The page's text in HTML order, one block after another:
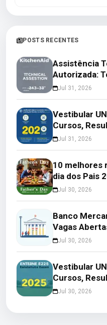
POSTS RECENTES
Assistência
Autorizada:
Jul 31, 2026
Vestibular
Cursos,
Jul 31, 2026
10 melhores
dia dos Pais
Jul 30, 2026
Banco
Vagas
Jul 30, 2026
Vestibular
Cursos,
Jul 30, 2026